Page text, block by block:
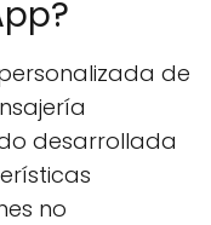
de
desarrollada
no